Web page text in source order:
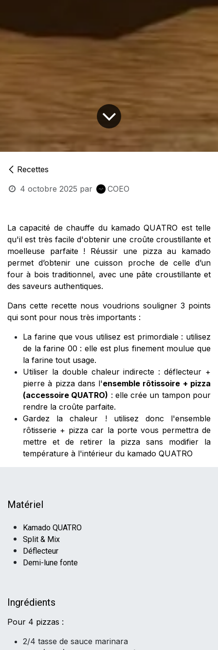
Recettes
4 octobre 2025 par COEO
La capacité de chauffe du kamado QUATRO est telle
qu'il est très facile d'obtenir une croûte croustillante et
moelleuse parfaite ! Réussir une pizza au kamado
permet d’obtenir une cuisson proche de celle d’un
four à bois traditionnel, avec une pâte croustillante et
des saveurs authentiques.
Dans cette recette nous voudrions souligner 3 points
qui sont pour nous très importants :
La farine que vous utilisez est primordiale : utilisez
de la farine 00 : elle est plus finement moulue que
la farine tout usage.
Utiliser la double chaleur indirecte : déflecteur +
pierre à pizza dans l'ensemble rôtissoire + pizza
(accessoire QUATRO) : elle crée un tampon pour
rendre la croûte parfaite.
Gardez la chaleur ! utilisez donc l'ensemble
rôtisserie + pizzacar la porte vous permettra de
mettre et de retirer la pizza sans modifier la
température à l'intérieur du kamado QUATRO
Matériel
Kamado QUATRO
Split & Mix
Déflecteur
Demi-lune fonte
ngrédients
Pour 4 pizzas :
2/4 tasse de sauce marinara